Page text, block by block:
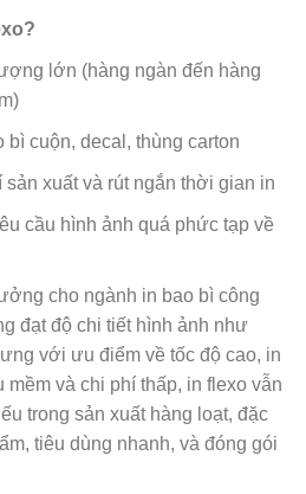
lớn (hàng ngàn đến hàng
bì cuộn, decal, thùng carton
sản xuất và rút ngắn thời gian in
cầu hình ảnh quá phức tạp về
cho ngành in bao bì công
đạt độ chi tiết hình ảnh như
với ưu điểm về tốc độ cao, in
và chi phí thấp, in flexo vẫn
trong sản xuất hàng loạt, đặc
tiêu dùng nhanh, và đóng gói